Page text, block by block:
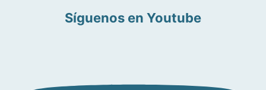
Síguenos en Youtube